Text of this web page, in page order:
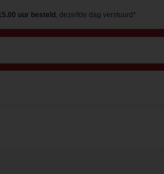
uur besteld , dezelfde dag verstuurd*